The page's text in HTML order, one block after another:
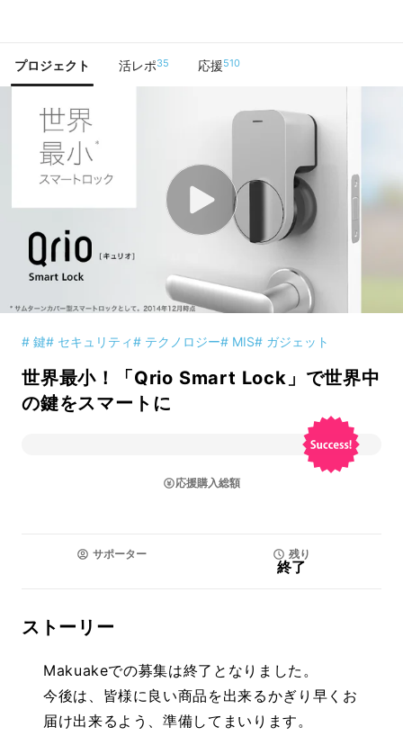
プロジェクト 活レポ35 応援510
# 鍵# セキュリティ# テクノロジー# MIS# ガジェット
世界最小！「Qrio Smart Lock」で世界中
の鍵をスマートに
応援購入総額
サポーター 残り
終了
ストーリー
Makuakeでの募集は終了となりました。
今後は、皆様に良い商品を出来るかぎり早くお
届け出来るよう、準備してまいります。